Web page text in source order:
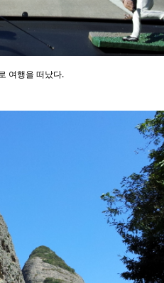
여행을 떠났다.